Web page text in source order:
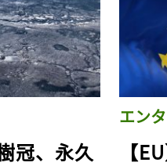
冠、永久
エン
【